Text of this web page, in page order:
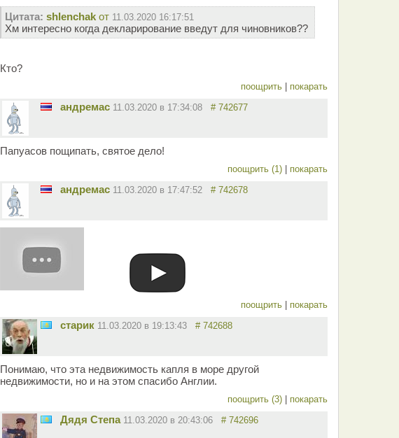
Цитата: shlenchak от 11.03.2020 16:17:51
Хм интересно когда декларирование введут для чиновников??
Кто?
поощрить покарать
андремас 11.03.2020 в 17:34:08 # 742677
Папуасов пощипать, святое дело!
поощрить (1) покарать
андремас 11.03.2020 в 17:47:52 # 742678
поощрить покарать
старик 11.03.2020 в 19:13:43 # 742688
Понимаю, что эта недвижимость капля в море другой
недвижимости, но и на этом спасибо Англии.
поощрить (3) покарать
Дядя Степа 11.03.2020 в 20:43:06 # 742696